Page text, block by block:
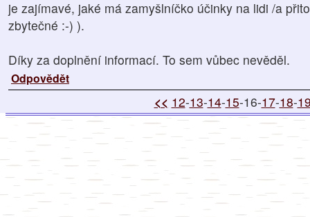
je zajímavé, jaké má zamyšlníčko účinky na lidi /a
zbytečné :-) ).
Díky za doplnění informací. To sem vůbec nevěděl.
Odpovědět
<< 12-13-14-15-16-17-18-